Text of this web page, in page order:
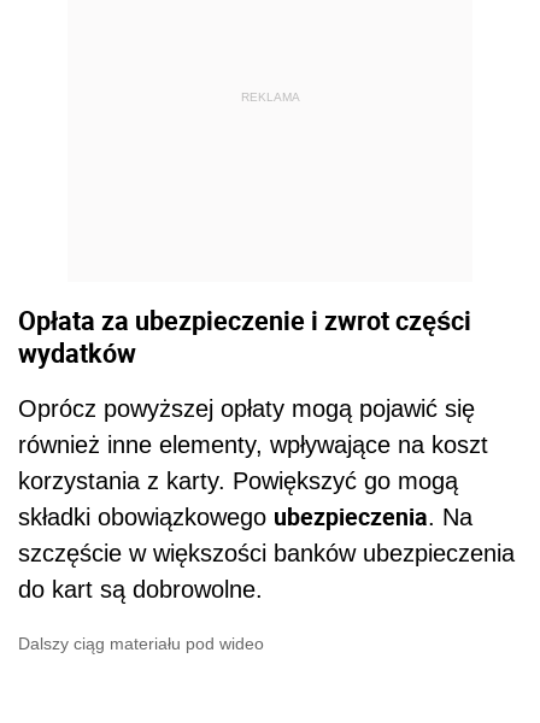
REKLAMA
Opłata za ubezpieczenie i zwrot części
wydatków
Oprócz powyższej opłaty mogą pojawić się
również inne elementy, wpływające na koszt
korzystania z karty. Powiększyć go mogą
składki obowiązkowego ubezpieczenia. Na
szczęście w większości banków ubezpieczenia
do kart są dobrowolne.
Dalszy ciąg materiału pod wideo